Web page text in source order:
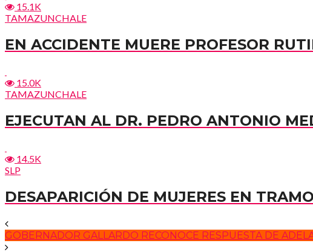
15.1K
TAMAZUNCHALE
EN ACCIDENTE MUERE PROFESOR
15.0K
TAMAZUNCHALE
EJECUTAN AL DR. PEDRO ANTONIO
14.5K
SLP
DESAPARICIÓN DE MUJERES EN
GOBERNADOR GALLARDO RECONOCE RESPUESTA DE